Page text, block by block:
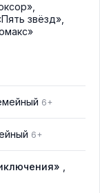
,
звёзд»,
6+
6+